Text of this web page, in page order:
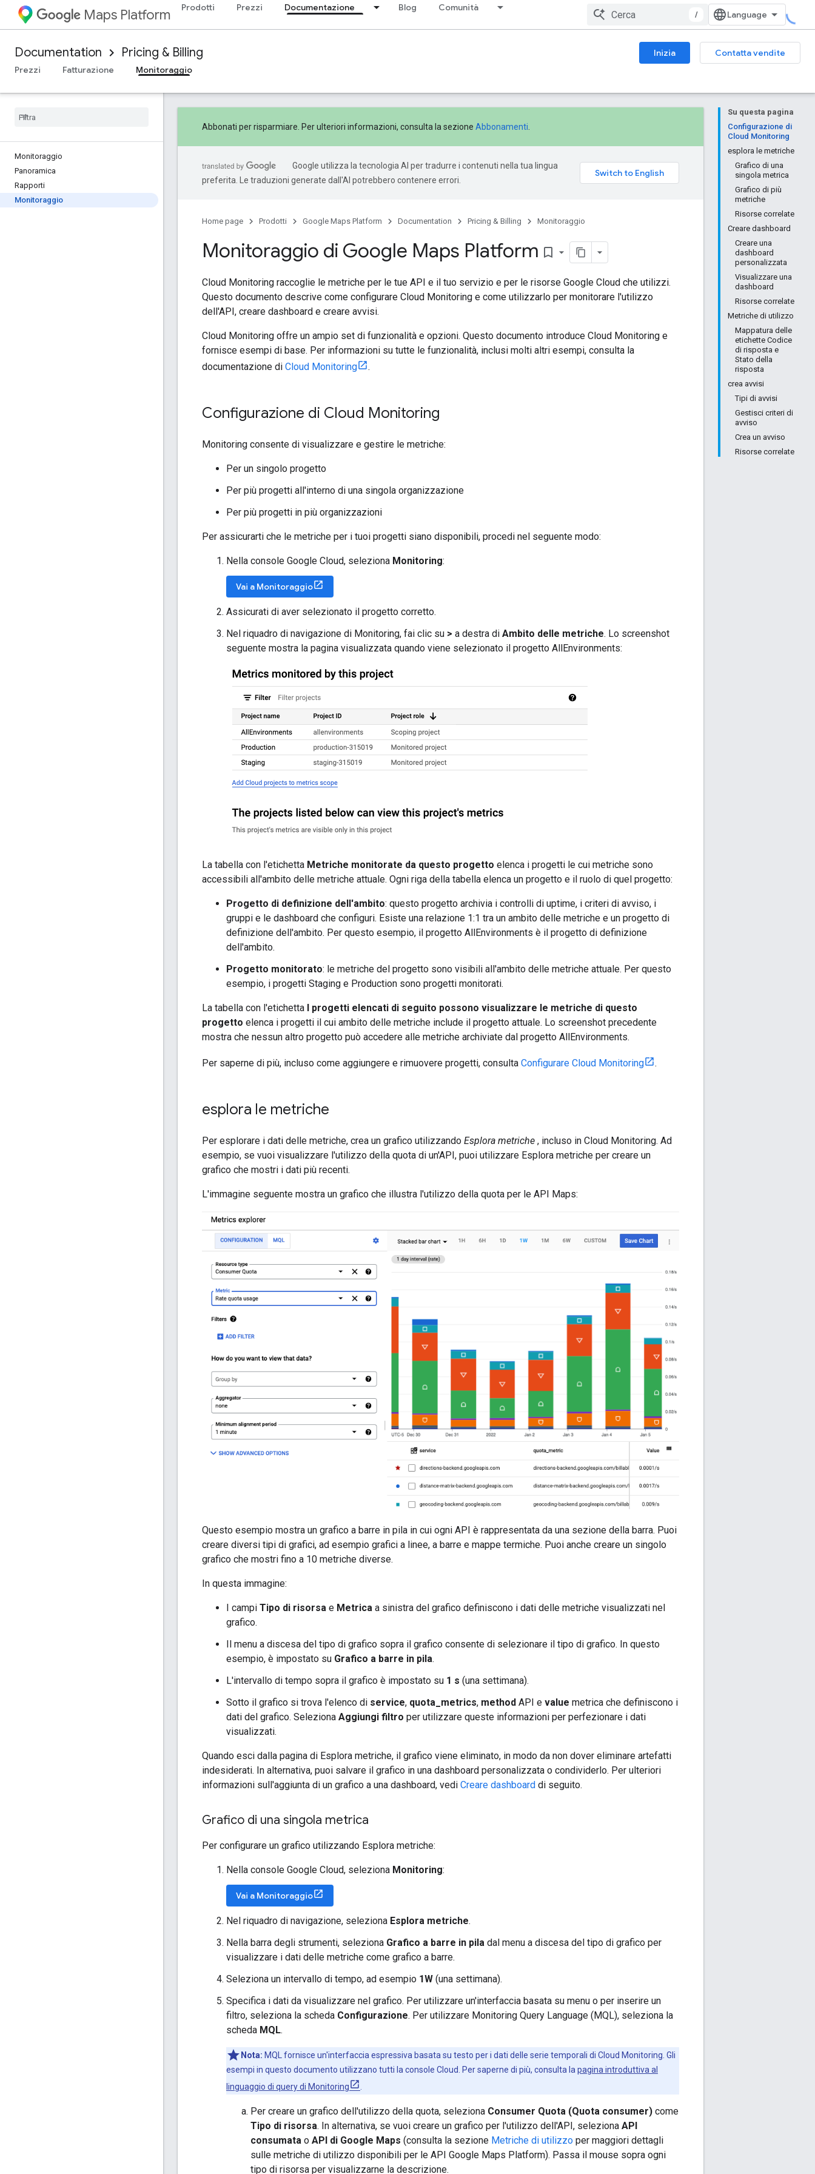
Maps Platform Prodotti Prezzi Documentazione Blog Comunità
/
Documentation Pricing & Billing Inizia
Contatta vendite
Prezzi
Fatturazione Monitoraggio
Monitoraggio
Panoramica
Rapporti
Monitoraggio
Su questa pagina
Configurazione di
Cloud Monitoring
esplora le metriche
Grafico di una
singola metrica
Grafico di più
metriche
Risorse correlate
Creare dashboard
Creare una
dashboard
personalizzata
Visualizzare una
dashboard
Risorse correlate
Metriche di utilizzo
Mappatura delle
etichette Codice
di risposta e
Stato della
risposta
crea avvisi
Tipi di avvisi
Gestisci criteri di
avviso
Crea un avviso
Risorse correlate
Abbonati per risparmiare. Per ulteriori informazioni, consulta la sezione Abbonamenti
Google utilizza la tecnologia AI per tradurre i contenuti nella tua lingua
preferita. Le traduzioni generate dall'AI potrebbero contenere errori.
Home page Prodotti Google Maps Platform Documentation Pricing & Billing Monitoraggio
Monitoraggio di Google Maps Platform bookmark_border
Cloud Monitoring raccoglie le metriche per le tue API e il tuo servizio e per le risorse Google Cloud che utilizzi.
Questo documento descrive come configurare Cloud Monitoring e come utilizzarlo per monitorare l'utilizzo
dell'API, creare dashboard e creare avvisi.
Cloud Monitoring offre un ampio set di funzionalità e opzioni. Questo documento introduce Cloud Monitoring e
fornisce esempi di base. Per informazioni su tutte le funzionalità, inclusi molti altri esempi, consulta la
documentazione di Cloud Monitoring .
Configurazione di Cloud Monitoring
Monitoring consente di visualizzare e gestire le metriche:
Per un singolo progetto
Per più progetti all'interno di una singola organizzazione
Per più progetti in più organizzazioni
Per assicurarti che le metriche per i tuoi progetti siano disponibili, procedi nel seguente modo:
Nella console Google Cloud, seleziona Monitoring:
Vai a Monitoraggio
Assicurati di aver selezionato il progetto corretto.
Nel riquadro di navigazione di Monitoring, fai clic su > a destra di Ambito delle metriche. Lo screenshot
seguente mostra la pagina visualizzata quando viene selezionato il progetto AllEnvironments:
La tabella con l'etichetta Metriche monitorate da questo progetto elenca i progetti le cui metriche sono
accessibili all'ambito delle metriche attuale. Ogni riga della tabella elenca un progetto e il ruolo di quel progetto:
Progetto di definizione dell'ambito: questo progetto archivia i controlli di uptime, i criteri di avviso, i
gruppi e le dashboard che configuri. Esiste una relazione 1:1 tra un ambito delle metriche e un progetto di
definizione dell'ambito. Per questo esempio, il progetto AllEnvironments è il progetto di definizione
dell'ambito.
Progetto monitorato: le metriche del progetto sono visibili all'ambito delle metriche attuale. Per questo
esempio, i progetti Staging e Production sono progetti monitorati.
La tabella con l'etichetta I progetti elencati di seguito possono visualizzare le metriche di questo
progetto elenca i progetti il cui ambito delle metriche include il progetto attuale. Lo screenshot precedente
mostra che nessun altro progetto può accedere alle metriche archiviate dal progetto AllEnvironments.
Per saperne di più, incluso come aggiungere e rimuovere progetti, consulta Configurare Cloud Monitoring .
esplora le metriche
Per esplorare i dati delle metriche, crea un grafico utilizzando Esplora metriche , incluso in Cloud Monitoring. Ad
esempio, se vuoi visualizzare l'utilizzo della quota di un'API, puoi utilizzare Esplora metriche per creare un
grafico che mostri i dati più recenti.
L'immagine seguente mostra un grafico che illustra l'utilizzo della quota per le API Maps:
Questo esempio mostra un grafico a barre in pila in cui ogni API è rappresentata da una sezione della barra. Puoi
creare diversi tipi di grafici, ad esempio grafici a linee, a barre e mappe termiche. Puoi anche creare un singolo
grafico che mostri fino a 10 metriche diverse.
In questa immagine:
I campi Tipo di risorsa e Metrica a sinistra del grafico definiscono i dati delle metriche visualizzati nel
grafico.
Il menu a discesa del tipo di grafico sopra il grafico consente di selezionare il tipo di grafico. In questo
esempio, è impostato su Grafico a barre in pila.
L'intervallo di tempo sopra il grafico è impostato su 1 s (una settimana).
Sotto il grafico si trova l'elenco di service, quota_metrics, method API e value metrica che definiscono i
dati del grafico. Seleziona Aggiungi filtro per utilizzare queste informazioni per perfezionare i dati
visualizzati.
Quando esci dalla pagina di Esplora metriche, il grafico viene eliminato, in modo da non dover eliminare artefatti
indesiderati. In alternativa, puoi salvare il grafico in una dashboard personalizzata o condividerlo. Per ulteriori
informazioni sull'aggiunta di un grafico a una dashboard, vedi Creare dashboard di seguito.
Grafico di una singola metrica
Per configurare un grafico utilizzando Esplora metriche:
Nella console Google Cloud, seleziona Monitoring:
Vai a Monitoraggio
Nel riquadro di navigazione, seleziona Esplora metriche.
Nella barra degli strumenti, seleziona Grafico a barre in pila dal menu a discesa del tipo di grafico per
visualizzare i dati delle metriche come grafico a barre.
Seleziona un intervallo di tempo, ad esempio 1W (una settimana).
Specifica i dati da visualizzare nel grafico. Per utilizzare un'interfaccia basata su menu o per inserire un
filtro, seleziona la scheda Configurazione. Per utilizzare Monitoring Query Language (MQL), seleziona la
scheda MQL.
Nota: MQL fornisce un'interfaccia espressiva basata su testo per i dati delle serie temporali di Cloud Monitoring. Gli
esempi in questo documento utilizzano tutti la console Cloud. Per saperne di più, consulta la pagina introduttiva al
linguaggio di query di Monitoring
Per creare un grafico dell'utilizzo della quota, seleziona Consumer Quota (Quota consumer) come
Tipo di risorsa. In alternativa, se vuoi creare un grafico per l'utilizzo dell'API, seleziona API
consumata o API di Google Maps (consulta la sezione Metriche di utilizzo per maggiori dettagli
sulle metriche di utilizzo disponibili per le API Google Maps Platform). Passa il mouse sopra ogni
tipo di risorsa per visualizzarne la descrizione.